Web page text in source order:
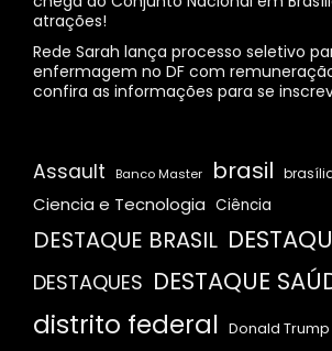
atrações!
Rede Sarah lança processo seletivo
enfermagem no DF com remuneração
confira as informações para se
Assault Banco Master brasil
Ciencia e Tecnologia Ciência
DESTAQUE BRASIL
DESTAQUES DESTAQUE
distrito federal Donald Trump